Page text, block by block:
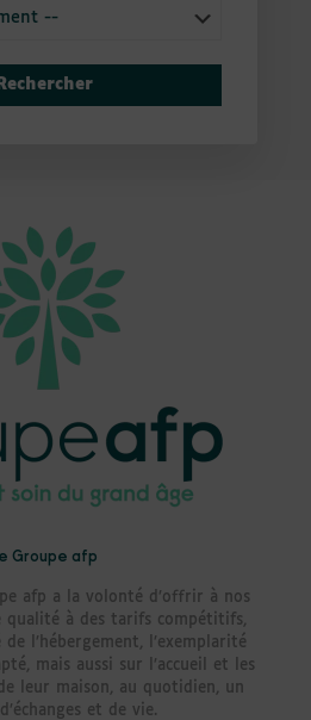
Rechercher
Groupe afp
afp a la volonté d’offrir à nos
qualité à des tarifs compétitifs,
l’hébergement, l’exemplarité
mais aussi sur l’accueil et les
leur maison, au quotidien, un
et de vie.